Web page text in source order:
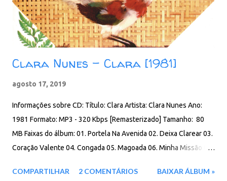
Clara Nunes - Clara [1981]
agosto 17, 2019
Informações sobre CD: Título: Clara Artista: Clara Nunes Ano:
1981 Formato: MP3 - 320 Kbps [Remasterizado] Tamanho: 80
MB Faixas do álbum: 01. Portela Na Avenida 02. Deixa Clarear 03.
Coração Valente 04. Congada 05. Magoada 06. Minha Missão 07.
E Bonita A Natureza 10. Coroa De Areia Download: Google Drive
COMPARTILHAR 2 COMENTÁRIOS BAIXAR ÁLBUM »